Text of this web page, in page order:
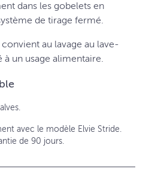
dans les gobelets en
de tirage fermé.
convient au lavage au lave-
à un usage alimentaire.
avec le modèle Elvie Stride.
de 90 jours.